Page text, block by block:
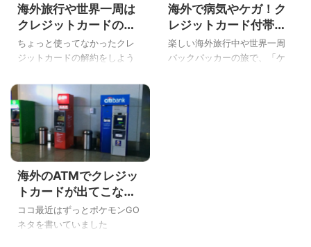
海外旅行や世界一周は
クレジットカードの海
外キャッシングが両替
よりもお得な理由を説
ちょっと使ってなかったクレ
ジットカードの解約をしよう
更新月がきていて年会費を取
られた、こんにちはYoshiで
す。 ココ、お金にまつわるこ
とだからめっちゃ大事です！
でも、「普通にUSドルや日本
円からレートのいい両替所で
両替するだけでしょ？」と思
っているアナタは損をしてい
ードの海外キャッシングはお
得なレートで現地通貨を手に
海外で病気やケガ！ク
レジットカード付帯の
海外旅行保険の自動付
帯・利用付帯の違いや
楽しい海外旅行中や世界一周
バックパッカーの旅で、「ケ
海外のATMでクレジッ
トカードが出てこない
事を人生初経験したの
で注意点と対応を説明
ココ最近はずっとポケモンGO
ネタを書いていました